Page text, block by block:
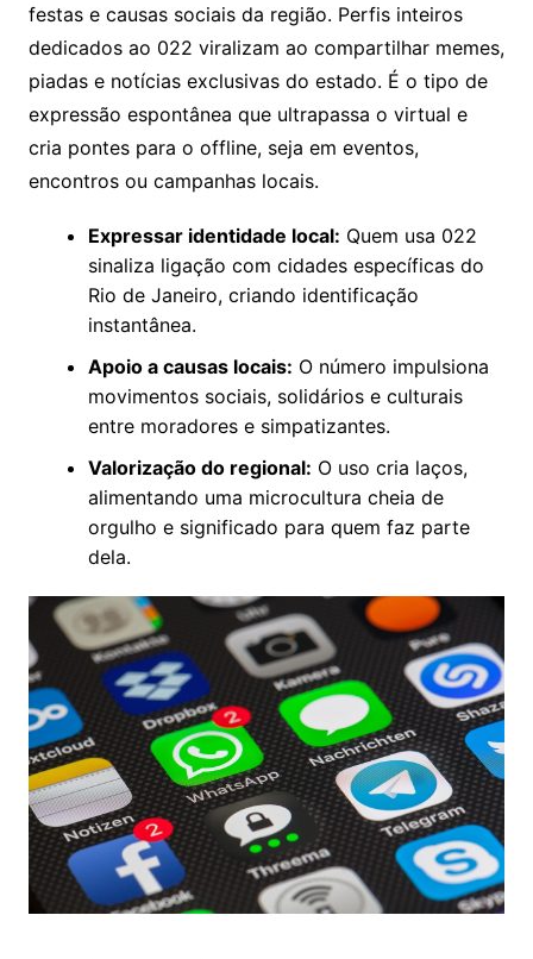
festas e causas sociais da região. Perfis inteiros
dedicados ao 022 viralizam ao compartilhar memes,
piadas e notícias exclusivas do estado. É o tipo de
expressão espontânea que ultrapassa o virtual e
cria pontes para o offline, seja em eventos,
encontros ou campanhas locais.
Expressar identidade local: Quem usa 022
sinaliza ligação com cidades específicas do
Rio de Janeiro, criando identificação
instantânea.
Apoio a causas locais: O número impulsiona
movimentos sociais, solidários e culturais
entre moradores e simpatizantes.
Valorização do regional: O uso cria laços,
alimentando uma microcultura cheia de
orgulho e significado para quem faz parte
dela.